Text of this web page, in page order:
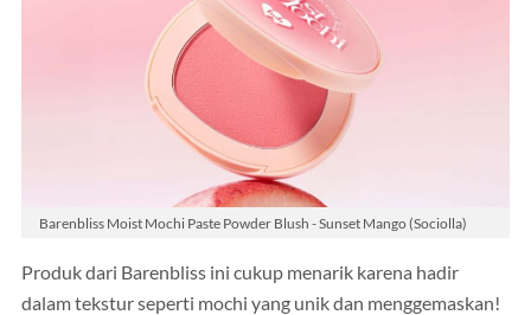
Barenbliss Moist Mochi Paste Powder Blush - Sunset Mango (Sociolla)
Produk dari Barenbliss ini cukup menarik karena hadir
dalam tekstur seperti mochi yang unik dan menggemaskan!